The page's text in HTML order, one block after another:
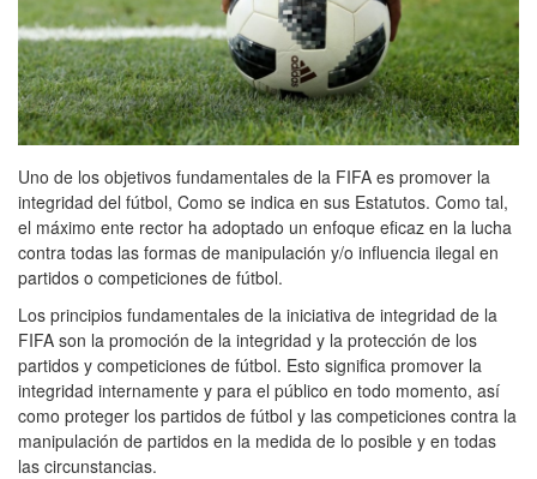
Uno de los objetivos fundamentales de la FIFA es promover la
integridad del fútbol, Como se indica en sus Estatutos. Como tal,
el máximo ente rector ha adoptado un enfoque eficaz en la lucha
contra todas las formas de manipulación y/o influencia ilegal en
partidos o competiciones de fútbol.
Los principios fundamentales de la iniciativa de integridad de la
FIFA son la promoción de la integridad y la protección de los
partidos y competiciones de fútbol. Esto significa promover la
integridad internamente y para el público en todo momento, así
como proteger los partidos de fútbol y las competiciones contra la
manipulación de partidos en la medida de lo posible y en todas
las circunstancias.